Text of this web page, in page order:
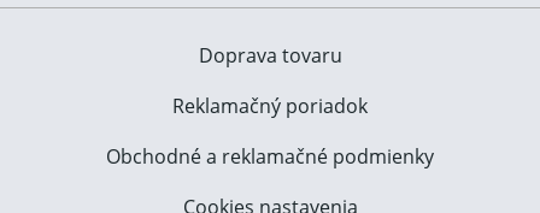
Doprava tovaru
Reklamačný poriadok
Obchodné a reklamačné podmienky
Cookies nastavenia